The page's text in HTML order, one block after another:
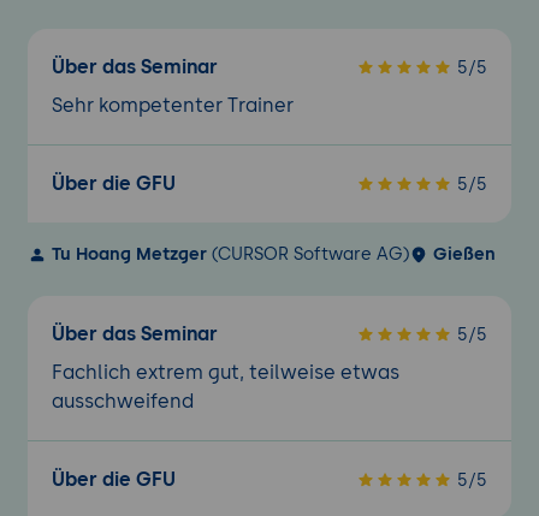
Über das Seminar 5/5
Sehr kompetenter Trainer
Über die GFU 5/5
Tu Hoang Metzger(CURSOR Software AG) Gießen
Über das Seminar 5/5
Fachlich extrem gut, teilweise etwas
ausschweifend
Über die GFU 5/5